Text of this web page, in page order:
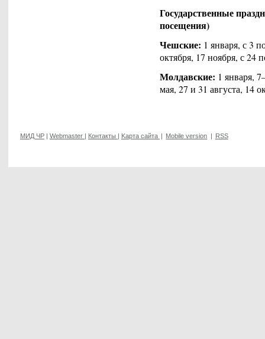
Государственные
посещения)
Чешские: 1 января, с 3
октября, 17 ноября, с 24
Молдавские: 1 января,
мая, 27 и 31 августа, 14
МИД ЧР Webmaster Контакты Kарта сайта Mobile version RSS